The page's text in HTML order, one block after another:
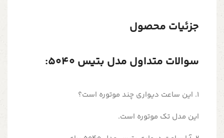
جزئیات محصول
سوالات متداول مدل بتیس 5040:
1. این ساعت دیواری چند موتوره است؟
این مدل تک موتوره است.